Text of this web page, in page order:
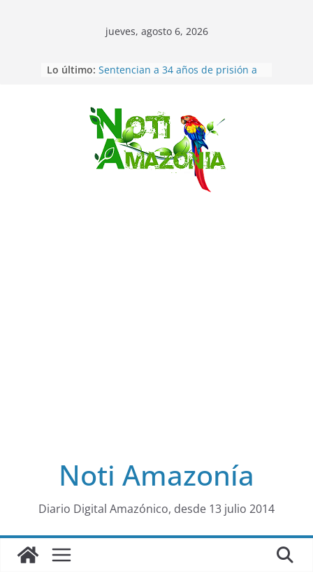
Saltar
al
jueves, agosto 6, 2026
Lo último: Sentencian a 34 años de prisión a
Vozinha, el arquero sensación de
cabo Verde, ya llegó para
incorporarse a Colo Colo de Chile
Pastaza: la parroquia Diez de
Agosto eligió a su nueva reina por
La “deuda de sueño”: una alerta
Noti Amazonía
Diario Digital Amazónico, desde 13 julio 2014